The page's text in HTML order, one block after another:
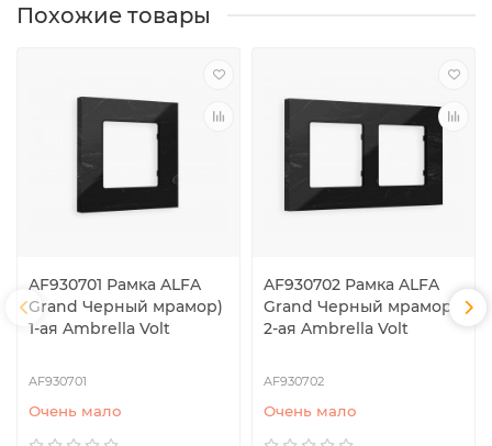
Похожие товары
AF930701 Рамка ALFA
Grand Черный мрамор)
1-ая Ambrella Volt
AF930701
Очень мало
AF930702 Рамка ALFA
Grand Черный мрамор)
2-ая Ambrella Volt
AF930702
Очень мало